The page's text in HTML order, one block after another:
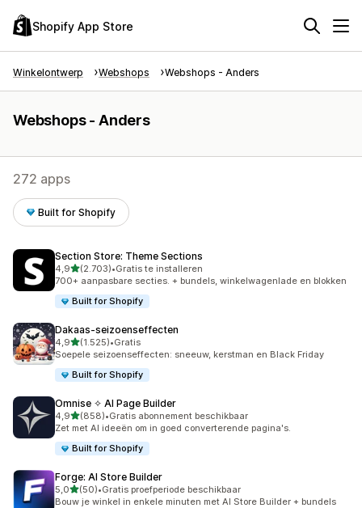
Shopify App Store
Winkelontwerp Webshops Webshops - Anders
Webshops - Anders
272 apps
Built for Shopify
Section Store: Theme Sections
4,9van 5 sterren
(2.703)
2703 recensies in totaal
•Gratis te installeren
700+ aanpasbare secties. + bundels, winkelwagenlade en blokken
Built for Shopify
Dakaas‑seizoenseffecten
4,9van 5 sterren
(1.525)
1525 recensies in totaal
•Gratis
Soepele seizoenseffecten: sneeuw, kerstman en Black Friday
Built for Shopify
Omnise ✧ AI Page Builder
4,9van 5 sterren
(858)
858 recensies in totaal
•Gratis abonnement beschikbaar
Zet met AI ideeën om in goed converterende pagina's.
Built for Shopify
Forge: AI Store Builder
5,0van 5 sterren
(50)
50 recensies in totaal
•Gratis proefperiode beschikbaar
Bouw je winkel in enkele minuten met AI Store Builder + bundels